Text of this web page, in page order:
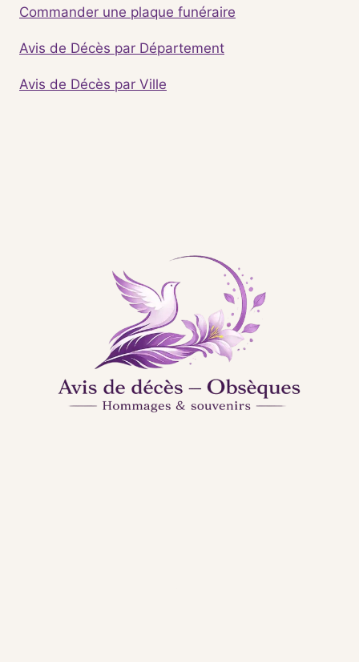
Commander une plaque funéraire
Avis de Décès par Département
Avis de Décès par Ville